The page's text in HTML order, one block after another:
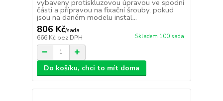
vybaveny protiskluzovou úpravou ve spodní
části a přípravou na fixační šrouby, pokud
jsou na daném modelu instal...
806 Kč/sada
666 Kč bez DPH Skladem 100 sada
Do košíku, chci to mít doma